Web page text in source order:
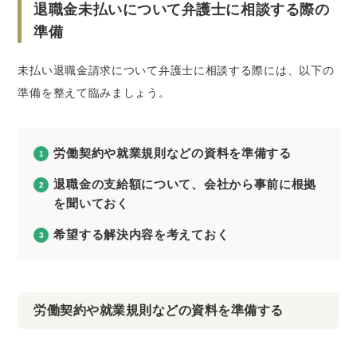
退職金未払いについて弁護士に相談する際の
準備
未払い退職金請求について弁護士に相談する際には、以下の
準備を整えて臨みましょう。
労働契約や就業規則などの資料を準備する
退職金の支給額について、会社から事前に根拠
を聞いておく
希望する解決内容を考えておく
労働契約や就業規則などの資料を準備する